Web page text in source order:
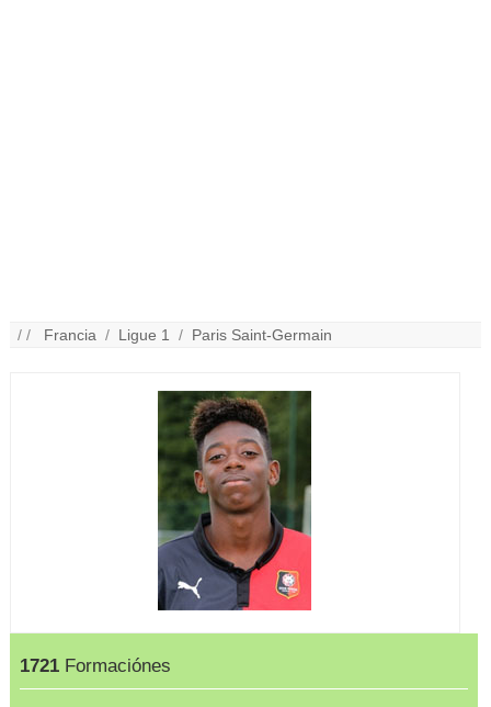
/ / Francia / Ligue 1 / Paris Saint-Germain
1721 Formaciónes